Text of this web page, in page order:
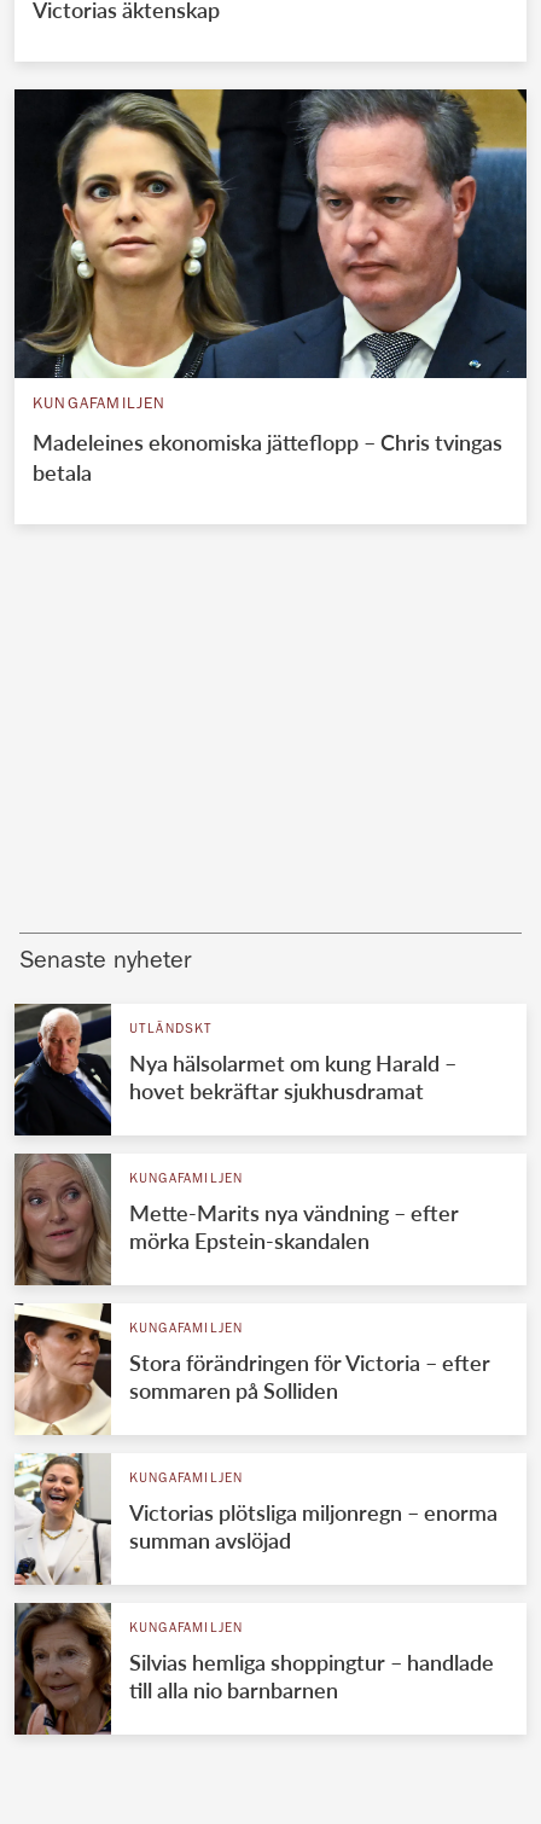
Victorias äktenskap
KUNGAFAMILJEN
Madeleines ekonomiska jätteflopp – Chris tvingas
betala
Senaste nyheter
UTLÄNDSKT
Nya hälsolarmet om kung Harald –
hovet bekräftar sjukhusdramat
KUNGAFAMILJEN
Mette-Marits nya vändning – efter
mörka Epstein-skandalen
KUNGAFAMILJEN
Stora förändringen för Victoria – efter
sommaren på Solliden
KUNGAFAMILJEN
Victorias plötsliga miljonregn – enorma
summan avslöjad
KUNGAFAMILJEN
Silvias hemliga shoppingtur – handlade
till alla nio barnbarnen